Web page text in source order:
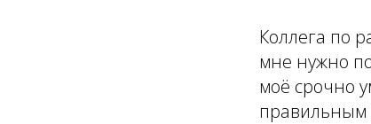
Коллега по
мне нужно
моё срочно
правильным